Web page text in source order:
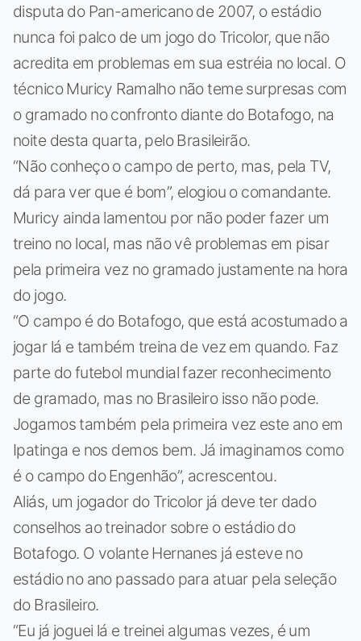
disputa do Pan-americano de 2007, o estádio
nunca foi palco de um jogo do Tricolor, que não
acredita em problemas em sua estréia no local. O
técnico Muricy Ramalho não teme surpresas com
o gramado no confronto diante do Botafogo, na
noite desta quarta, pelo Brasileirão.
“Não conheço o campo de perto, mas, pela TV,
dá para ver que é bom”, elogiou o comandante.
Muricy ainda lamentou por não poder fazer um
treino no local, mas não vê problemas em pisar
pela primeira vez no gramado justamente na hora
do jogo.
“O campo é do Botafogo, que está acostumado a
jogar lá e também treina de vez em quando. Faz
parte do futebol mundial fazer reconhecimento
de gramado, mas no Brasileiro isso não pode.
Jogamos também pela primeira vez este ano em
Ipatinga e nos demos bem. Já imaginamos como
é o campo do Engenhão”, acrescentou.
Aliás, um jogador do Tricolor já deve ter dado
conselhos ao treinador sobre o estádio do
Botafogo. O volante Hernanes já esteve no
estádio no ano passado para atuar pela seleção
do Brasileiro.
“Eu já joguei lá e treinei algumas vezes, é um